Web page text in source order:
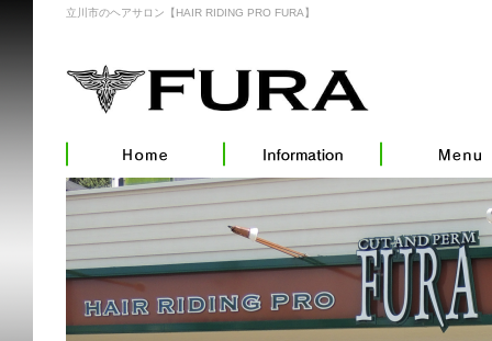
立川市のヘアサロン【HAIR RIDING PRO FURA】